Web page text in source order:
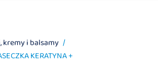
kremy i balsamy
KERATYNA +